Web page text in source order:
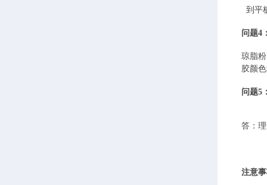
到平
问题4
琼脂
胶颜
问题5
答：
注意